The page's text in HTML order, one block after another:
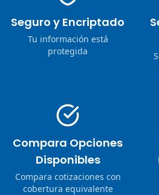
Seguro y Encriptado
Tu información está
protegida
Compara Opciones
Disponibles
Compara cotizaciones con
cobertura equivalente